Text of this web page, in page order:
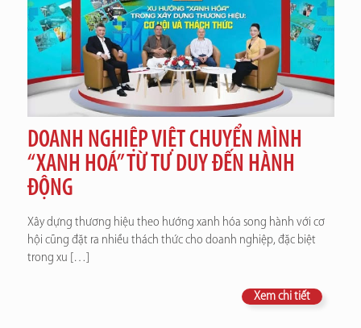
DOANH NGHIỆP VIỆT CHUYỂN MÌNH
“XANH HOÁ” TỪ TƯ DUY ĐẾN HÀNH
ĐỘNG
Xây dựng thương hiệu theo hướng xanh hóa song hành với cơ
hội cũng đặt ra nhiều thách thức cho doanh nghiệp, đặc biệt
trong xu […]
Xem chi tiết